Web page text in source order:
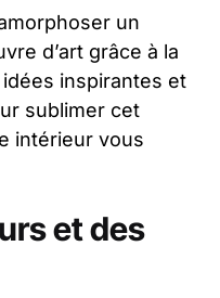
un
d’art grâce à la
inspirantes et
sublimer cet
intérieur vous
et des